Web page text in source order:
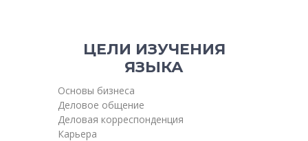
ЦЕЛИ ИЗУЧЕНИЯ
ЯЗЫКА
Основы бизнеса
Деловое общение
Деловая корреспонденция
Карьера